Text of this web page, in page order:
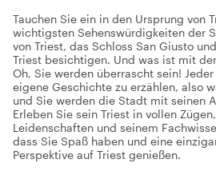
Tauchen Sie ein in den Ursprung von
wichtigsten Sehenswürdigkeiten der
von Triest, das Schloss San Giusto
Triest besichtigen. Und was ist mit
Oh, Sie werden überrascht sein!
eigene Geschichte zu erzählen, also
und Sie werden die Stadt mit seinen
Erleben Sie sein Triest in vollen
Leidenschaften und seinem
dass Sie Spaß haben und eine
Perspektive auf Triest genießen.